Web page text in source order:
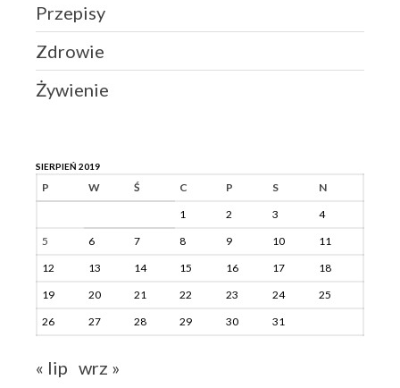
Przepisy
Zdrowie
Żywienie
SIERPIEŃ 2019
P W Ś C P S
N
1
2 3
4
5
6 7 8 9 10
11
12
13 14 15 16 17
18
19
20 21 22 23 24
25
26
27 28 29 30 31
« lip wrz »